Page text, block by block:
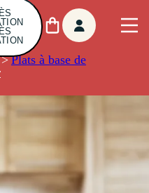
> Plats à base de